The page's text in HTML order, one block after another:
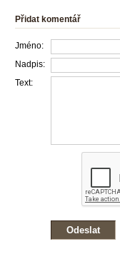
Přidat komentář
Jméno:
Nadpis:
Text: